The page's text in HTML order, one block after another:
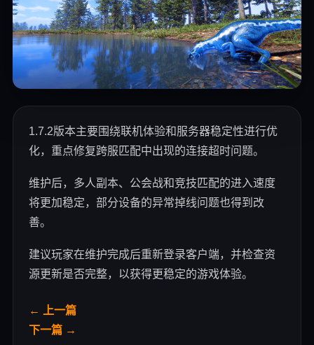
1.7.2版本主要围绕联机体验和服务器稳定性进行优
化，重点修复跨服匹配中出现的连接超时问题。
维护后，多人副本、公会战和竞技匹配的进入速度
将更加稳定，部分设备的异常掉线问题也得到改
善。
建议玩家在维护完成后重新登录客户端，并检查资
源更新是否完整，以获得更稳定的游戏体验。
← 上一篇
下一篇 →